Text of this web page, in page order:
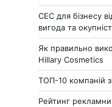
СЕС для бізнесу
вигода та
Як правильно
Hillary Cosmetics
ТОП-10 компаній
Рейтинг